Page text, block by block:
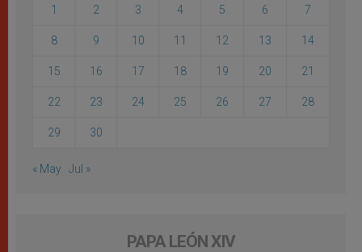
1 2 3 4 5 6 7
8 9 10 11 12 13 14
15 16 17 18 19 20 21
22 23 24 25 26 27 28
29 30
« May Jul »
PAPA LEÓN XIV